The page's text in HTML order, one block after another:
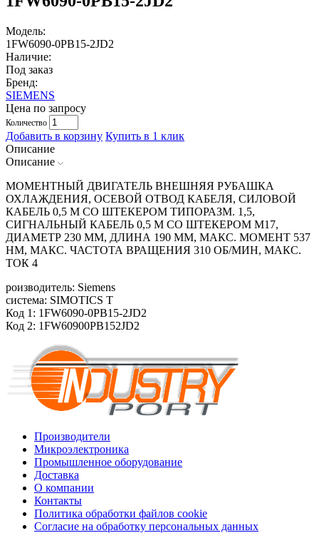
Модель:
1FW6090-0PB15-2JD2
Наличие:
Под заказ
Бренд:
SIEMENS
Цена по запросу
Количество
Добавить в корзину Купить в 1 клик
Описание
Описание
МОМЕНТНЫЙ ДВИГАТЕЛЬ ВНЕШНЯЯ РУБАШКА
ОХЛАЖДЕНИЯ, ОСЕВОЙ ОТВОД КАБЕЛЯ, СИЛОВОЙ
КАБЕЛЬ 0,5 М СО ШТЕКЕРОМ ТИПОРАЗМ. 1,5,
СИГНАЛЬНЫЙ КАБЕЛЬ 0,5 М СО ШТЕКЕРОМ M17,
ДИАМЕТР 230 ММ, ДЛИНА 190 ММ, МАКС. МОМЕНТ 537
HM, МАКС. ЧАСТОТА ВРАЩЕНИЯ 310 ОБ/МИН, МАКС.
ТОК 4
роизводитель: Siemens
система: SIMOTICS T
Код 1: 1FW6090-0PB15-2JD2
Код 2: 1FW60900PB152JD2
Производители
Микроэлектроника
Промышленное оборудование
Доставка
О компании
Контакты
Политика обработки файлов cookie
Согласие на обработку персональных данных